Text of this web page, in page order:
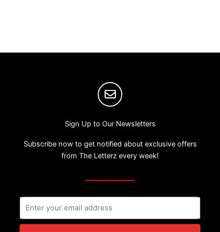
Sign Up to Our Newsletters
Subscribe now to get notified about exclusive offers
from The Letterz every week!